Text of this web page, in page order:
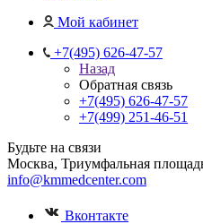
Мой кабинет
+7(495) 626-47-57
Назад
Обратная связь
+7(495) 626-47-57
+7(499) 251-46-51
Будьте на связи
Москва, Триумфальная
info@kmmedcenter.com
Вконтакте